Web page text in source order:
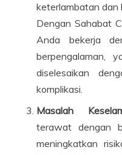
keterlambatan dan
Dengan Sahabat
Anda bekerja
berpengalaman,
diselesaikan
komplikasi.
Masalah
terawat dengan
meningkatkan